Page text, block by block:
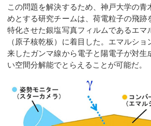
この問題を解決するため、神戸大学の青
めとする研究チームは、荷電粒子の飛跡
特化させた銀塩写真フィルムであるエマ
（原子核乾板）に着目した。エマルシ
来したガンマ線から電子と陽電子が対生
い空間分解能でとらえることが可能だ。